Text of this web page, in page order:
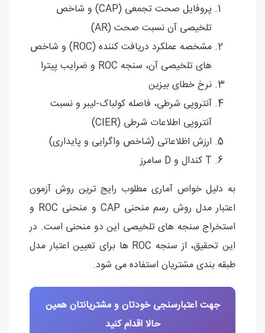
پروفایل صحت تجمعی (CAP) و شاخص
تلخیصی آن نسبت صحت (AR)
مشخصه عملکرد دریافت کننده (ROC) و شاخص
های تلخیصی آن، سنجه ROC و ضرایب پیترا
نرخ خطای بیزین
آنتروپی شرطی، فاصله کولباک-لیبر و نسبت
آنتروپی اطلاعات شرطی (CIER)
ارزش اظلاعاتی (شاخص واگرایی و پایداری)
T کندال و D سامرز
به دلیل خواص آماری مطلوب رایج ترین روش آزمون
اعتبار مدل روش رسم منحنی CAP و منحنی ROC و
استخراج سنجه های تلخیصی این دو منحنی است. در
این تحقیق، از سنجه ROC ها برای تعیین اعتبار مدل
طبقه بندی مشتریان استفاده می شود.
جهت اعتبارسنجی خودتان و مشتریانتان همین
حالا اقدام کنید